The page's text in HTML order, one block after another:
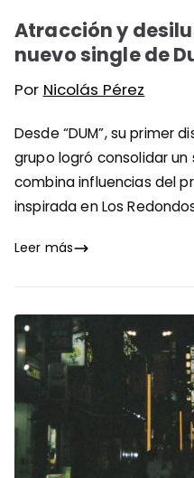
Atracción y
nuevo single de
Por Nicolás Pérez
Desde “DUM”, su primer
grupo logró consolidar
combina influencias del
inspirada en Los
Leer más